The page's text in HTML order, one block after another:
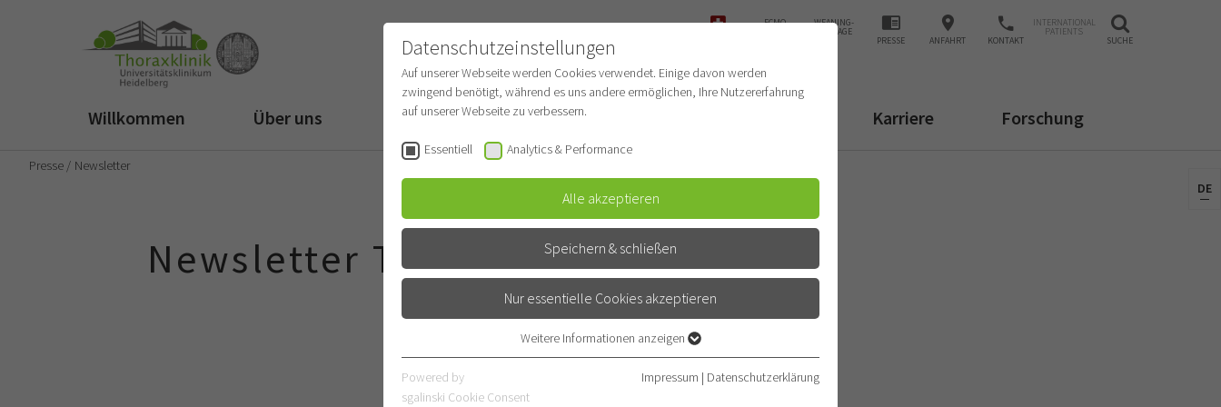
ECMO- WEANING-
ANFRAGE
PRESSE ANFAHRT KONTAKT
INTERNATIONAL
PATIENTS
SUCHE
Willkommen Über uns Für Patienten Für Ärzte Karriere Forschung
Presse Newsletter
Newsletter Thoraxklinik
DE
Datenschutzeinstellungen
Auf unserer Webseite werden Cookies verwendet. Einige davon werden
zwingend benötigt, während es uns andere ermöglichen, Ihre Nutzererfahrung
auf unserer Webseite zu verbessern.
Essentiell Analytics & Performance
Alle akzeptieren
Speichern & schließen
Nur essentielle Cookies akzeptieren
Essentielle Cookies werden für grundlegende Funktionen der Webseite
benötigt. Dadurch ist gewährleistet, dass die Webseite einwandfrei
Weitere Informationen anzeigen
Powered by
sgalinski Cookie Consent
Impressum | Datenschutzerklärung